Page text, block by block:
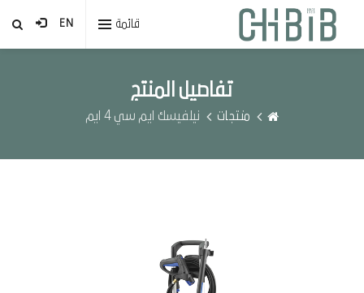
EN قائمة
تفاصيل المنتج
منتجات نيلفيسك ايم سي 4 ايم